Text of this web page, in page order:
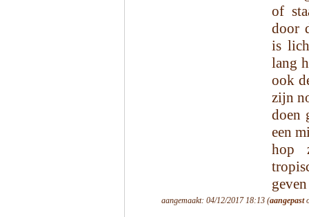
of
door
is
lang
ook
zijn
doen
een
hop
aangemaakt: 04/12/2017 18:13 (aangepast